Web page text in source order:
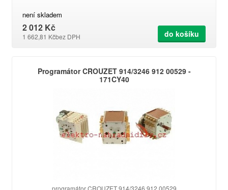
není skladem
2 012 Kč
1 662,81 Kčbez DPH do košíku
Programátor CROUZET 914/3246 912 00529 -
171CY40
programátor CROUZET 914/3246 912 00529